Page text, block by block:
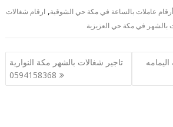
أرقام عاملات بالساعة في مكة حي الشوقية,ارقام شغالات
بالشهر في مكة حي العزيزية
تاجير شغالات بالشهر مكة النوارية
0594158368